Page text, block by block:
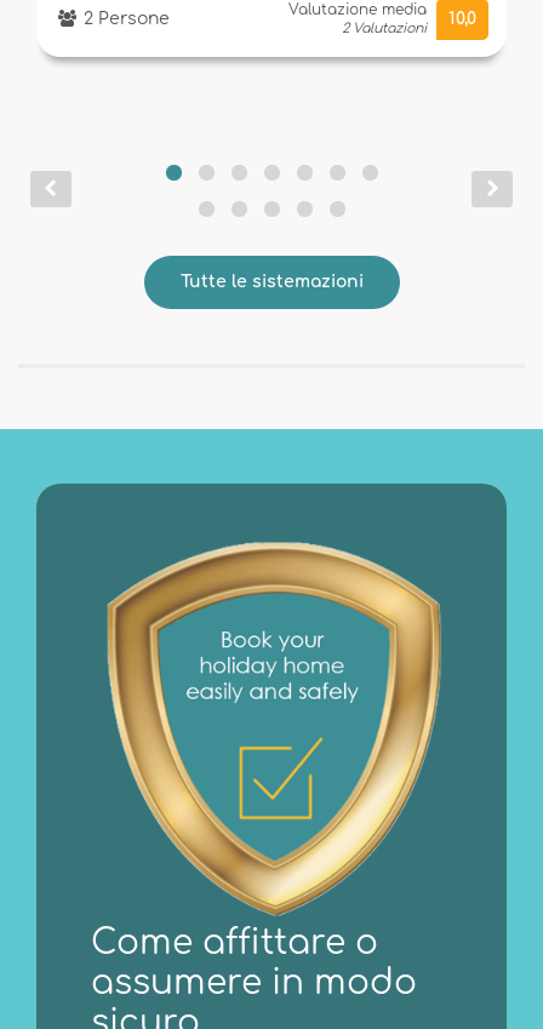
2 Persone Valutazione media
2 Valutazioni
10,0
Tutte le sistemazioni
Come affittare o
assumere in modo